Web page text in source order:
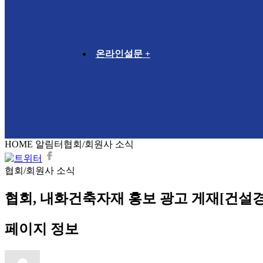
온라인설문 +
HOME 알림터 협회/회원사 소식
협회/회원사 소식
협회, 내화건축자재 홍보 광고 게재[건설
페이지 정보